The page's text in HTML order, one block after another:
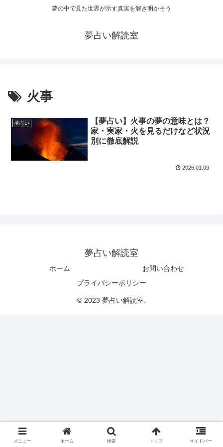
夢の中で見た世界が示す真実を解き明かそう
夢占い解読室
火事
夢占い
【夢占い】火事の夢の意味とは？
家・実家・火を見るだけなど状況
別に徹底解説
2026.01.09
夢占い解読室
ホーム
お問い合わせ
プライバシーポリシー
© 2023 夢占い解読室.
メニュー ホーム 検索 トップ サイドバー